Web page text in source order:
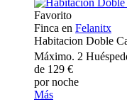
Favorito
Finca en Felanitx
Habitacion Doble
Máximo. 2
de 129 €
por noche
Más